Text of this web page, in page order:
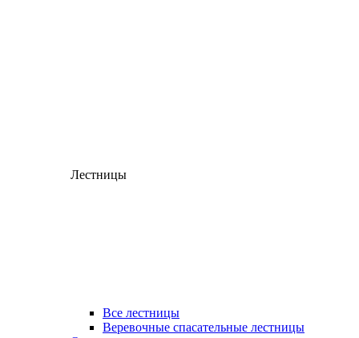
Лестницы
Все лестницы
Веревочные спасательные лестницы